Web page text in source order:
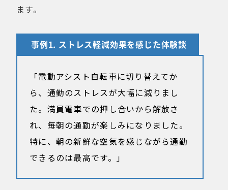
ます。
事例1. ストレス軽減効果を感じた体験談
「電動アシスト自転車に切り替えてか
ら、通勤のストレスが大幅に減りまし
た。満員電車での押し合いから解放さ
れ、毎朝の通勤が楽しみになりました。
特に、朝の新鮮な空気を感じながら通勤
できるのは最高です。」